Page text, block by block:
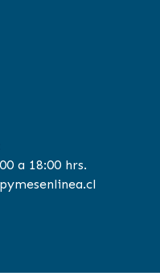
a 18:00 hrs.